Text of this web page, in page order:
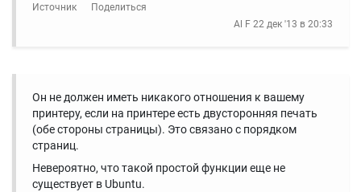
Источник
Поделиться
Al F 22 дек '13 в 20:33
Он не должен иметь никакого отношения к вашему
принтеру, если на принтере есть двусторонняя печать
(обе стороны страницы). Это связано с порядком
страниц.
Невероятно, что такой простой функции еще не
существует в Ubuntu.